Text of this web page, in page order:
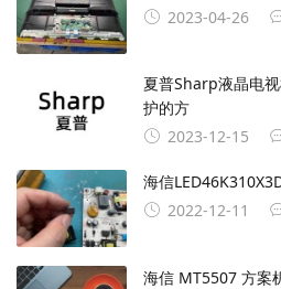
2023-04-26
夏普Sharp液晶电
护的方
2023-12-15
海信
2022-12-11
海信 MT5507 方案